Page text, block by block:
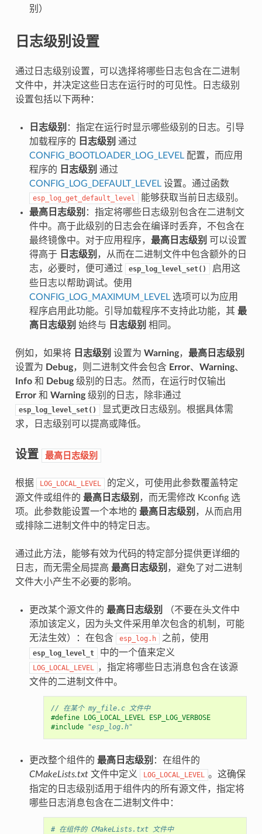
别）
日志级别设置
通过日志级别设置，可以选择将哪些日志包含在二进制
文件中，并决定这些日志在运行时的可见性。日志级别
设置包括以下两种：
日志级别 ：指定在运行时显示哪些级别的日志。引导
加载程序的 日志级别 通过
CONFIG_BOOTLOADER_LOG_LEVEL配置，而应用
程序的 日志级别 通过
CONFIG_LOG_DEFAULT_LEVEL设置。通过函数
esp_log_get_default_level
能够获取当前日志级别。
最高日志级别 ：指定将哪些日志级别包含在二进制文
件中。高于此级别的日志会在编译时丢弃，不包含在
最终镜像中。对于应用程序， 最高日志级别
可以设置
得高于 日志级别 ，从而在二进制文件中包含额外的日
志，必要时，便可通过
esp_log_level_set()
启用这
些日志以帮助调试。使用
CONFIG_LOG_MAXIMUM_LEVEL选项可以为应用
程序启用此功能。引导加载程序不支持此功能，其 最
高日志级别 始终与 日志级别 相同。
例如，如果将 日志级别 设置为 Warning， 最高日志级别
设置为 Debug，则二进制文件会包含 Error、 Warning、
Info和 Debug级别的日志。然而，在运行时仅输出
Error和 Warning级别的日志，除非通过
esp_log_level_set()
显式更改日志级别。根据具体需
求，日志级别可以提高或降低。
设置 最高日志级别
根据 LOG_LOCAL_LEVEL
的定义，可使用此参数覆盖特定
源文件或组件的 最高日志级别 ，而无需修改 Kconfig 选
项。此参数能设置一个本地的 最高日志级别 ，从而启用
或排除二进制文件中的特定日志。
通过此方法，能够有效为代码的特定部分提供更详细的
日志，而无需全局提高 最高日志级别 ，避免了对二进制
文件大小产生不必要的影响。
更改某个源文件的 最高日志级别
（不要在头文件中
添加该定义，因为头文件采用单次包含的机制，可能
无法生效）：在包含
esp_log.h 之前，使用
esp_log_level_t 中的一个值来定义
LOG_LOCAL_LEVEL ，指定将哪些日志消息包含在该源
文件的二进制文件中。
// 在某个 my_file.c 文件中
#define LOG_LOCAL_LEVEL ESP_LOG_VERBOSE
#include
"esp_log.h"
更改整个组件的 最高日志级别 ：在组件的
CMakeLists.txt文件中定义 LOG_LOCAL_LEVEL 。这确保
指定的日志级别适用于组件内的所有源文件，指定将
哪些日志消息包含在二进制文件中：
# 在组件的 CMakeLists.txt 文件中